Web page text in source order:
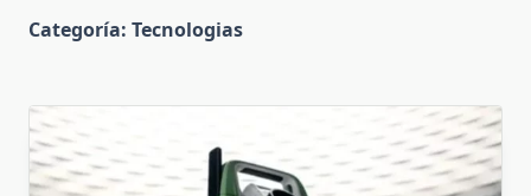
Categoría: Tecnologias